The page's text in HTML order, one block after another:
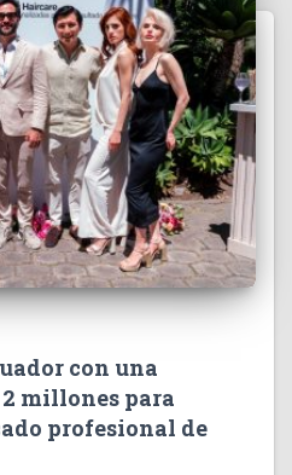
con una
millones para
profesional de